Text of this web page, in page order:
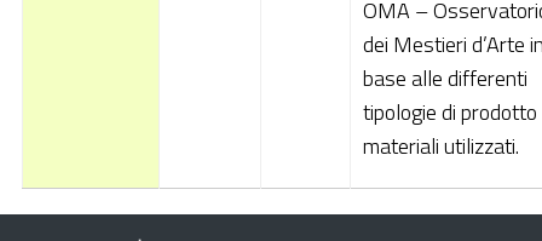
OMA –
dei Mestieri d’Arte
base alle differenti
tipologie di prodotto
materiali utilizzati.